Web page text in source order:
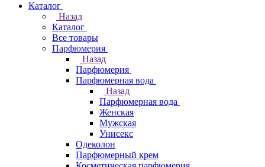
Каталог
Назад
Каталог
Все товары
Парфюмерия
Назад
Парфюмерия
Парфюмерная вода
Назад
Парфюмерная вода
Женская
Мужская
Унисекс
Одеколон
Парфюмерный крем